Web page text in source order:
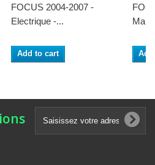
FOCUS 2004-2007 -
Electrique -...
Add to cart